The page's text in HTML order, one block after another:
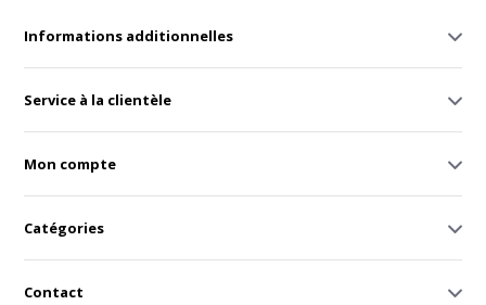
Informations additionnelles
Service à la clientèle
Mon compte
Catégories
Contact